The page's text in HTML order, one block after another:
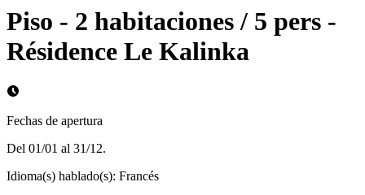
Piso - 2 habitaciones / 5 pers -
Résidence Le Kalinka
Fechas de apertura
Del 01/01 al 31/12.
Idioma(s) hablado(s): Francés